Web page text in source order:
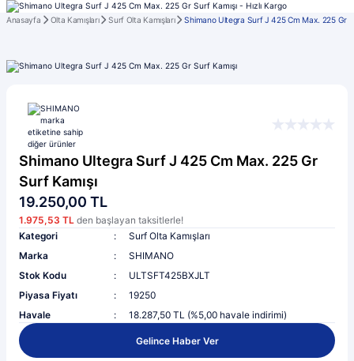
Anasayfa Olta Kamışları Surf Olta Kamışları Shimano Ultegra Surf J 425 Cm Max. 225 Gr
Shimano Ultegra Surf J 425 Cm Max. 225 Gr
Surf Kamışı
19.250,00 TL
1.975,53 TL den başlayan taksitlerle!
Kategori
Surf Olta Kamışları
Marka
SHIMANO
Stok Kodu
ULTSFT425BXJLT
Piyasa Fiyatı
19250
Havale
18.287,50 TL (%5,00 havale indirimi)
Gelince Haber Ver